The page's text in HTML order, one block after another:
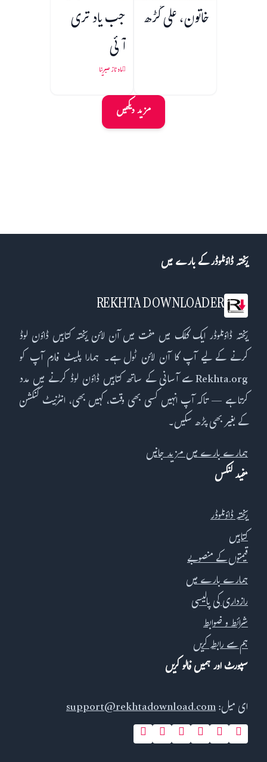
خاتون، علی گڑھ جب یاد تری
آئی
ماہ ناز صبرینا
مزید دیکھیں
ریختہ ڈاؤنلوڈر کے بارے میں
REKHTA DOWNLOADER
ریختہ ڈاؤنلوڈر ایک کلک میں مفت میں آن لائن ریختہ کتابیں ڈاؤن لوڈ
کرنے کے لیے آپ کا آن لائن ٹول ہے۔ ہمارا پلیٹ فارم آپ کو
Rekhta.org سے آسانی کے ساتھ کتابیں ڈاؤن لوڈ کرنے میں مدد
کرتا ہے — تاکہ آپ انہیں کسی بھی وقت، کہیں بھی، انٹرنیٹ کنکشن
کے بغیر بھی پڑھ سکیں۔
ہمارے بارے میں مزید جانیں
مفید لنکس
ریختہ ڈاؤنلوڈر
کتابیں
قیمتوں کے منصوبے
ہمارے بارے میں
رازداری کی پالیسی
شرائط و ضوابط
ہم سے رابطہ کریں
سپورٹ اور ہمیں فالو کریں
ای میل:support@rekhtadownload.com